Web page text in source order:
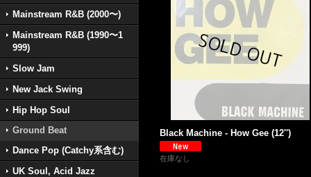
Mainstream R&B (2000〜)
Mainstream R&B (1990〜1
999)
Slow Jam
New Jack Swing
Hip Hop Soul
Ground Beat
Dance Pop (Catchy系含む)
UK Soul, Acid Jazz
Black Machine - How Gee (12'')
在庫なし